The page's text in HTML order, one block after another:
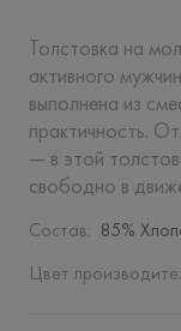
Толстовка на
активного
выполнена из
практичность.
— в этой
свободно в
Состав: 85%
Цвет